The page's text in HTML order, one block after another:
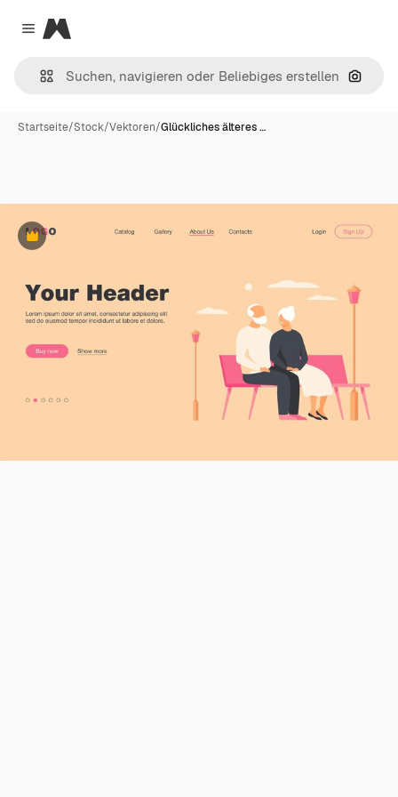
Close menu
Magnific
Nach
Startseite/Stock/Vektoren/Glückliches älteres …
Premium